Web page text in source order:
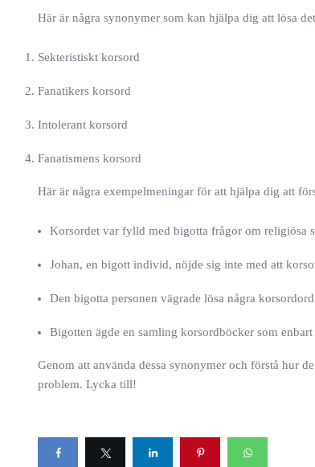
Här är några synonymer som kan hjälpa dig att lösa
Sekteristiskt korsord
Fanatikers korsord
Intolerant korsord
Fanatismens korsord
Här är några exempelmeningar för att hjälpa dig att
Korsordet var fylld med bigotta frågor om religiösa
Johan, en bigott individ, nöjde sig inte med att
Den bigotta personen vägrade lösa några
Bigotten ägde en samling korsordböcker som
Genom att använda dessa synonymer och förstå hur
problem. Lycka till!